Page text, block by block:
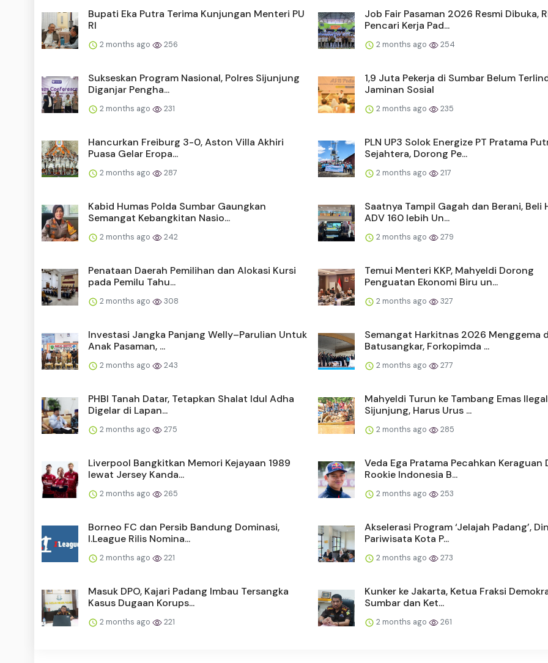
Bupati Eka Putra Terima Kunjungan Menteri PU
RI
2 months ago 256
Job Fair Pasaman 2026 Resmi Dibuka,
Pencari Kerja Pad...
2 months ago 254
Sukseskan Program Nasional, Polres Sijunjung
Diganjar Pengha...
2 months ago 231
1,9 Juta Pekerja di Sumbar Belum
Jaminan Sosial
2 months ago 235
Hancurkan Freiburg 3-0, Aston Villa Akhiri
Puasa Gelar Eropa...
2 months ago 287
PLN UP3 Solok Energize PT Pratama
Sejahtera, Dorong Pe...
2 months ago 217
Kabid Humas Polda Sumbar Gaungkan
Semangat Kebangkitan Nasio...
2 months ago 242
Saatnya Tampil Gagah dan Berani, Beli
ADV 160 lebih Un...
2 months ago 279
Penataan Daerah Pemilihan dan Alokasi Kursi
pada Pemilu Tahu...
2 months ago 308
Temui Menteri KKP, Mahyeldi Dorong
Penguatan Ekonomi Biru un...
2 months ago 327
Investasi Jangka Panjang Welly–Parulian Untuk
Anak Pasaman, ...
2 months ago 243
Semangat Harkitnas 2026 Menggema
Batusangkar, Forkopimda ...
2 months ago 277
PHBI Tanah Datar, Tetapkan Shalat Idul Adha
Digelar di Lapan...
2 months ago 275
Mahyeldi Turun ke Tambang Emas Ilegal
Sijunjung, Harus Urus ...
2 months ago 285
Liverpool Bangkitkan Memori Kejayaan 1989
lewat Jersey Kanda...
2 months ago 265
Veda Ega Pratama Pecahkan Keraguan
Rookie Indonesia B...
2 months ago 253
Borneo FC dan Persib Bandung Dominasi,
I.League Rilis Nomina...
2 months ago 221
Akselerasi Program ‘Jelajah Padang’,
Pariwisata Kota P...
2 months ago 273
Masuk DPO, Kajari Padang Imbau Tersangka
Kasus Dugaan Korups...
2 months ago 221
Kunker ke Jakarta, Ketua Fraksi
Sumbar dan Ket...
2 months ago 261